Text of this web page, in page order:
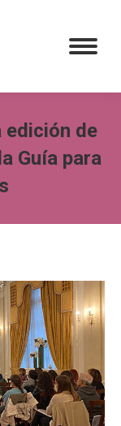
edición de
Guía para